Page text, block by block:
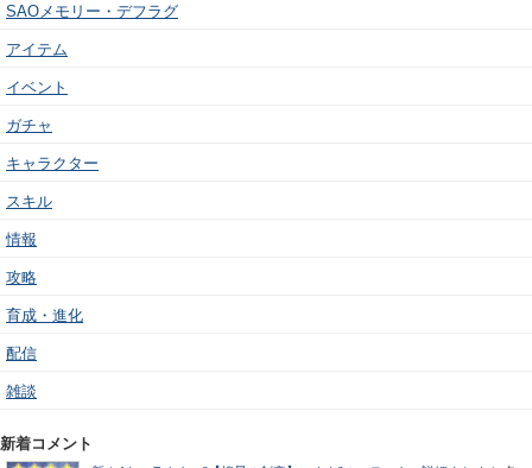
SAOメモリー・デフラグ
アイテム
イベント
ガチャ
キャラクター
スキル
情報
攻略
育成・進化
配信
雑談
新着コメント